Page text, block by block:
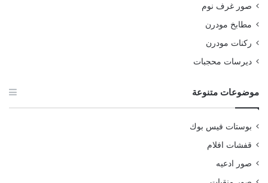
صور غرف نوم
مطابخ مودرن
ركنات مودرن
ديرسات محجبات
موضوعات متنوعة
بوستات فيس بوك
قفشات افلام
صور ادعيه